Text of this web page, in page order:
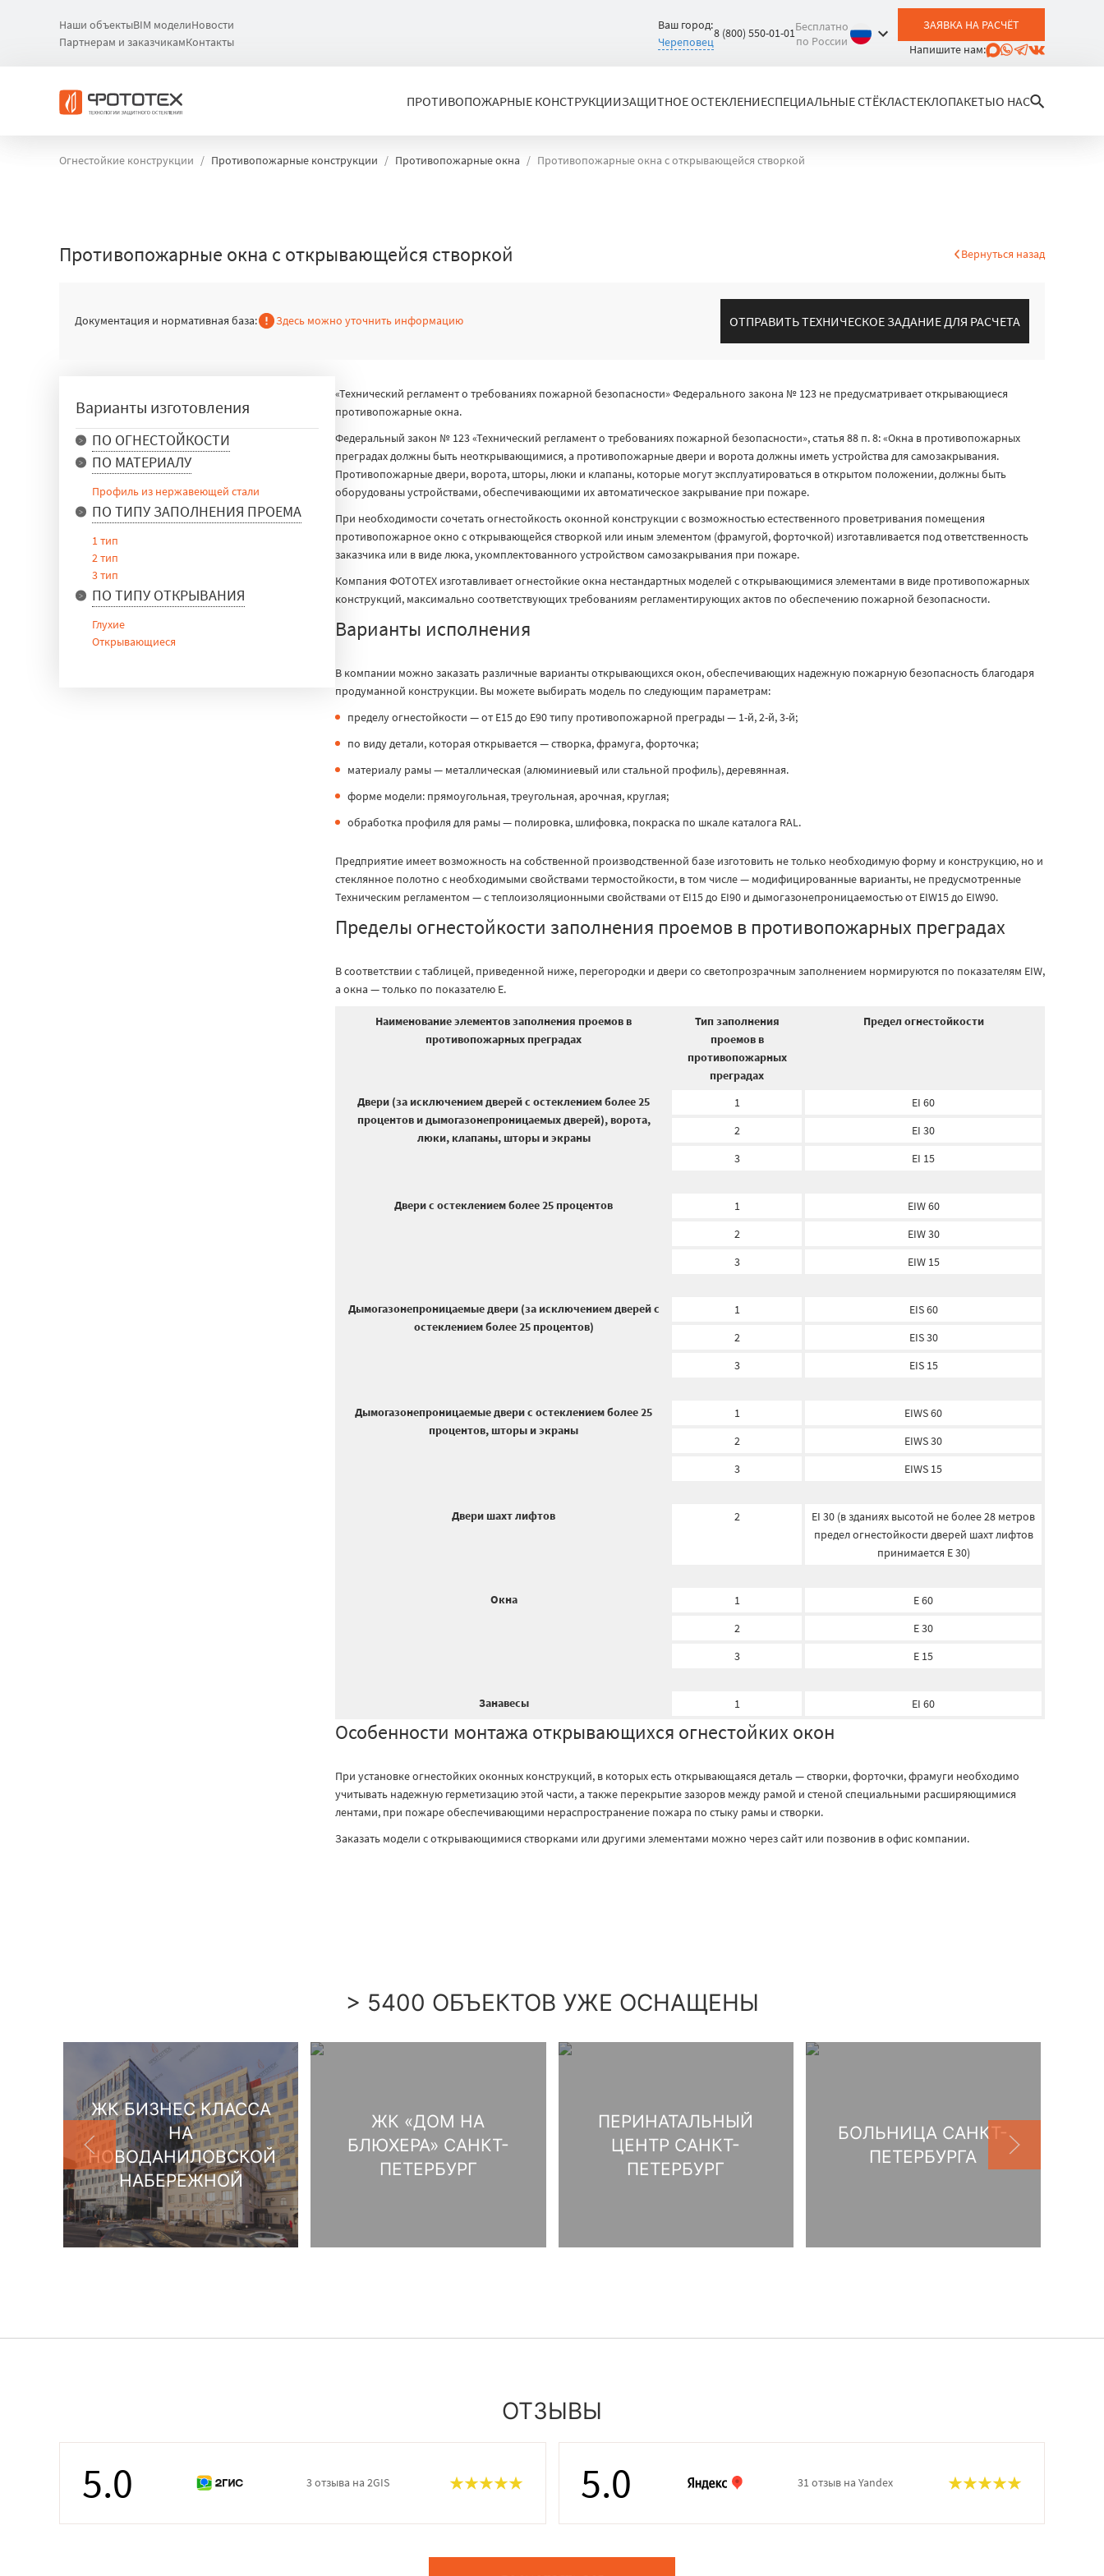
Наши объектыBIM моделиНовости
Партнерам и заказчикамКонтакты
Ваш город:
Череповец
8 (800) 550-01-01Бесплатно
по России
ЗАЯВКА НА РАСЧЁТ
Напишите нам:
ПРОТИВОПОЖАРНЫЕ КОНСТРУКЦИИЗАЩИТНОЕ ОСТЕКЛЕНИЕСПЕЦИАЛЬНЫЕ СТЁКЛАСТЕКЛОПАКЕТЫО НАС
Огнестойкие конструкции Противопожарные конструкции Противопожарные окна Противопожарные окна с открывающейся створкой
Противопожарные окна с открывающейся створкой Вернуться назад
Документация и нормативная база: Здесь можно уточнить информацию ОТПРАВИТЬ ТЕХНИЧЕСКОЕ ЗАДАНИЕ ДЛЯ РАСЧЕТА
«Технический регламент о требованиях пожарной безопасности» Федерального закона № 123 не предусматривает открывающиеся
противопожарные окна.
Федеральный закон № 123 «Технический регламент о требованиях пожарной безопасности», статья 88 п. 8: «Окна в противопожарных
преградах должны быть неоткрывающимися, а противопожарные двери и ворота должны иметь устройства для самозакрывания.
Противопожарные двери, ворота, шторы, люки и клапаны, которые могут эксплуатироваться в открытом положении, должны быть
оборудованы устройствами, обеспечивающими их автоматическое закрывание при пожаре.
При необходимости сочетать огнестойкость оконной конструкции с возможностью естественного проветривания помещения
противопожарное окно с открывающейся створкой или иным элементом (фрамугой, форточкой) изготавливается под ответственность
заказчика или в виде люка, укомплектованного устройством самозакрывания при пожаре.
Компания ФОТОТЕХ изготавливает огнестойкие окна нестандартных моделей с открывающимися элементами в виде противопожарных
конструкций, максимально соответствующих требованиям регламентирующих актов по обеспечению пожарной безопасности.
Варианты исполнения
В компании можно заказать различные варианты открывающихся окон, обеспечивающих надежную пожарную безопасность благодаря
продуманной конструкции. Вы можете выбирать модель по следующим параметрам:
пределу огнестойкости — от Е15 до Е90 типу противопожарной преграды — 1-й, 2-й, 3-й;
по виду детали, которая открывается — створка, фрамуга, форточка;
материалу рамы — металлическая (алюминиевый или стальной профиль), деревянная.
форме модели: прямоугольная, треугольная, арочная, круглая;
обработка профиля для рамы — полировка, шлифовка, покраска по шкале каталога RAL.
Предприятие имеет возможность на собственной производственной базе изготовить не только необходимую форму и конструкцию, но и
стеклянное полотно с необходимыми свойствами термостойкости, в том числе — модифицированные варианты, не предусмотренные
Техническим регламентом — с теплоизоляционными свойствами от ЕI15 до ЕI90 и дымогазонепроницаемостью от ЕIW15 до ЕIW90.
Пределы огнестойкости заполнения проемов в противопожарных преградах
В соответствии с таблицей, приведенной ниже, перегородки и двери со светопрозрачным заполнением нормируются по показателям EIW,
а окна — только по показателю E.
Наименование элементов заполнения проемов в
противопожарных преградах
Тип заполнения
проемов в
противопожарных
преградах
Предел огнестойкости
Двери (за исключением дверей с остеклением более 25
процентов и дымогазонепроницаемых дверей), ворота,
люки, клапаны, шторы и экраны
1
EI 60
2
EI 30
3
EI 15
Двери с остеклением более 25 процентов 1
EIW 60
2
EIW 30
3
EIW 15
Дымогазонепроницаемые двери (за исключением дверей с
остеклением более 25 процентов)
1
EIS 60
2
EIS 30
3
EIS 15
Дымогазонепроницаемые двери с остеклением более 25
процентов, шторы и экраны
1
EIWS 60
2
EIWS 30
3
EIWS 15
Двери шахт лифтов 2
EI 30 (в зданиях высотой не более 28 метров
предел огнестойкости дверей шахт лифтов
принимается E 30)
Окна 1
E 60
2
E 30
3
E 15
Занавесы 1 EI 60
Особенности монтажа открывающихся огнестойких окон
При установке огнестойких оконных конструкций, в которых есть открывающаяся деталь — створки, форточки, фрамуги необходимо
учитывать надежную герметизацию этой части, а также перекрытие зазоров между рамой и стеной специальными расширяющимися
лентами, при пожаре обеспечивающими нераспространение пожара по стыку рамы и створки.
Заказать модели с открывающимися створками или другими элементами можно через сайт или позвонив в офис компании.
Варианты изготовления
ПО ОГНЕСТОЙКОСТИ
E 15
E 30
E 90
ПО МАТЕРИАЛУ
Профиль из нержавеющей стали
ПО ТИПУ ЗАПОЛНЕНИЯ ПРОЕМА
1 тип
2 тип
3 тип
ПО ТИПУ ОТКРЫВАНИЯ
Глухие
Открывающиеся
> 5400 ОБЪЕКТОВ УЖЕ ОСНАЩЕНЫ
ЖК БИЗНЕС КЛАССА
НА
НОВОДАНИЛОВСКОЙ
НАБЕРЕЖНОЙ
ЖК «ДОМ НА
БЛЮХЕРА» САНКТ-
ПЕТЕРБУРГ
ПЕРИНАТАЛЬНЫЙ
ЦЕНТР САНКТ-
ПЕТЕРБУРГ
БОЛЬНИЦА САНКТ-
ПЕТЕРБУРГА
ОТЗЫВЫ
5.0 3 отзыва на 2GIS 5.0 31 отзыв на Yandex